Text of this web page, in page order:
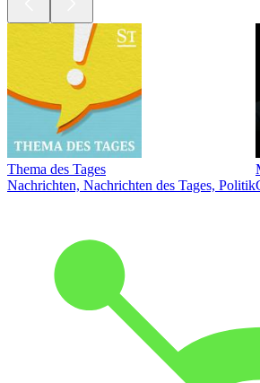
Thema des Tages
Nachrichten, Nachrichten des Tages, Politik